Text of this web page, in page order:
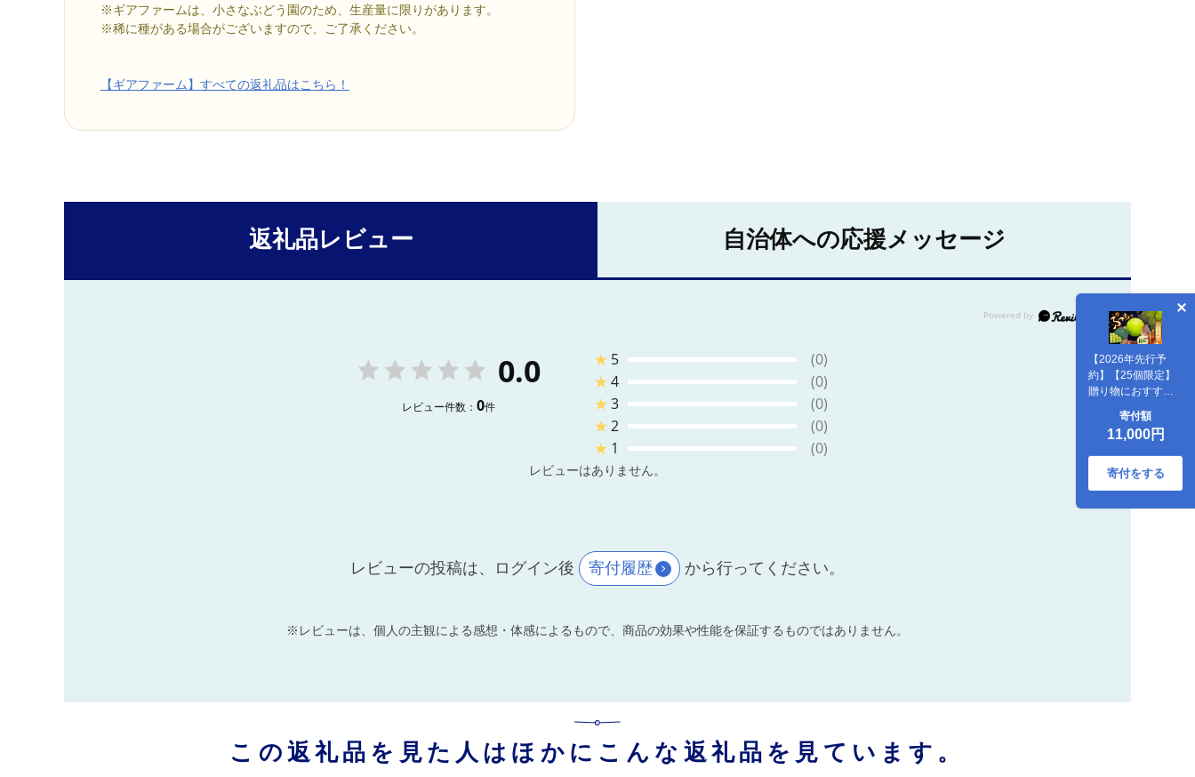
※ギアファームは、小さなぶどう園のため、生産量に限りがあります。
※稀に種がある場合がございますので、ご了承ください。
【ギアファーム】すべての返礼品はこちら！
【2026年先行予
約】【25個限定】
贈り物におすす
カット ジュエリー
BOX 16粒(約300g)
島根県雲南市/ギア
ファーム [AIAB009]
寄付額
11,000円
寄付をする
返礼品レビュー 自治体への応援メッセージ
0.0
レビュー件数： 0件
★ 5
(0)
★4
(0)
★3
(0)
★2
(0)
★ 1 (0)
レビューはありません。
レビューの投稿は、ログイン後 寄付履歴 から行ってください。
※レビューは、個人の主観による感想・体感によるもので、商品の効果や性能を保証するものではありません。
この返礼品を見た人はほかにこんな返礼品を見ています。